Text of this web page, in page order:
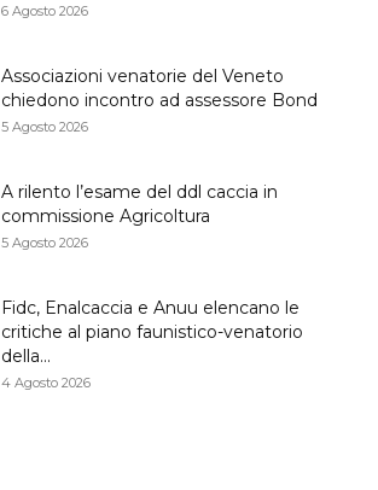
6 Agosto 2026
Associazioni venatorie del Veneto
chiedono incontro ad assessore Bond
5 Agosto 2026
A rilento l’esame del ddl caccia in
commissione Agricoltura
5 Agosto 2026
Fidc, Enalcaccia e Anuu elencano le
critiche al piano faunistico-venatorio
della...
4 Agosto 2026